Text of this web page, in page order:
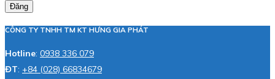
Đăng
CÔNG TY TNHH TM KT HƯNG GIA PHÁT
Hotline: 0938 336 079
ĐT: +84 (028) 66834679